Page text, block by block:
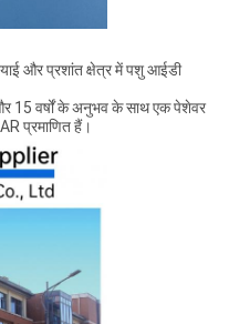
और प्रशांत क्षेत्र में पशु आईडी
15 वर्षों के अनुभव के साथ एक पेशेवर
प्रमाणित हैं।